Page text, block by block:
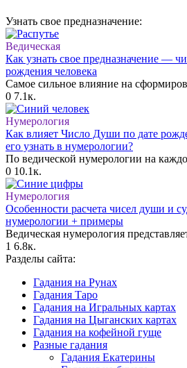
Узнать свое предназначение:
Ведическая
Как узнать свое предназначение —
рождения человека
Самое сильное влияние на
0 7.1к.
Нумерология
Как влияет Число Души по дате
его узнать в нумерологии?
По ведической нумерологии на
0 10.1к.
Нумерология
Особенности расчета чисел души и
нумерологии + примеры
Ведическая нумерология
1 6.8к.
Разделы сайта:
Гадания на Рунах
Гадания Таро
Гадания на Игральных картах
Гадания на Цыганских картах
Гадания на кофейной гуще
Разные гадания
Гадания Екатерины